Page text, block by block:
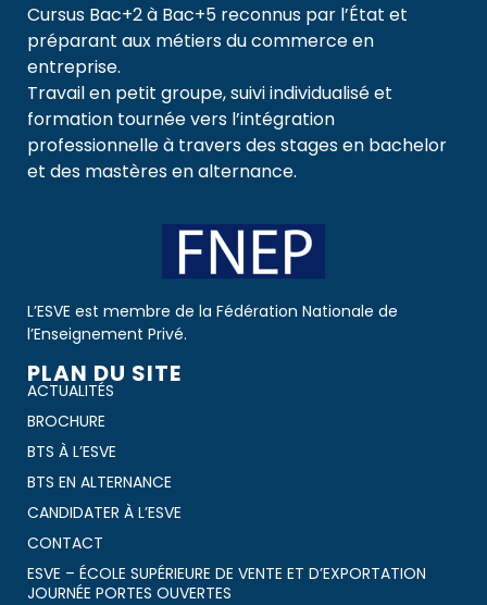
Cursus Bac+2 à Bac+5 reconnus par l’État et
préparant aux métiers du commerce en
entreprise.
Travail en petit groupe, suivi individualisé et
formation tournée vers l’intégration
professionnelle à travers des stages en bachelor
et des mastères en alternance.
L’ESVE est membre de la Fédération Nationale de
l’Enseignement Privé.
PLAN DU SITE
ACTUALITÉS
BROCHURE
BTS À L’ESVE
BTS EN ALTERNANCE
CANDIDATER À L’ESVE
CONTACT
ESVE – ÉCOLE SUPÉRIEURE DE VENTE ET D’EXPORTATION
JOURNÉE PORTES OUVERTES